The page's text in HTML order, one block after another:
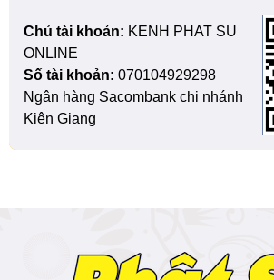
Chủ tài khoản: KENH PHAT SU
ONLINE
Số tài khoản: 070104929298
Ngân hàng Sacombank chi nhánh
Kiên Giang